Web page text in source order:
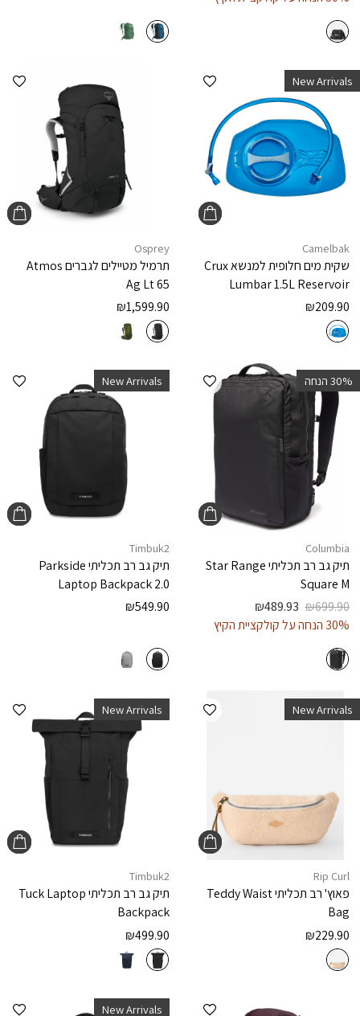
הוספה למועדפים New Arrivals
Camelbak
שקית מים חלופית למנשאCrux
Lumbar 1.5L Reservoir
₪209.90
Osprey
תרמיל מטיילים לגבריםAtmos
Ag Lt 65
₪1,599.90
הוספה למועדפים ‫30% הנחה
Columbia
תיק גב רב תכליתיStar Range
Square M
₪699.90
₪489.93
30% הנחה על קולקציית הקיץ
New Arrivals
Timbuk2
תיק גב רב תכליתיParkside
Laptop Backpack 2.0
₪549.90
הוספה למועדפים New Arrivals
Rip Curl
פאוץ' רב תכליתיTeddy Waist
Bag
₪229.90
New Arrivals
Timbuk2
תיק גב רב תכליתיTuck Laptop
Backpack
₪499.90
הוספה למועדפיםNew Arrivals